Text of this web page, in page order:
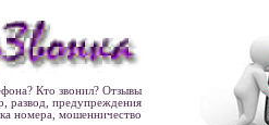
Кто звонил? Отзывы
развод, предупреждения
номера, мошенничество